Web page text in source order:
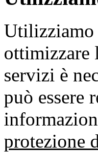
Utilizziamo
ottimizzare
servizi è
può essere
protezione